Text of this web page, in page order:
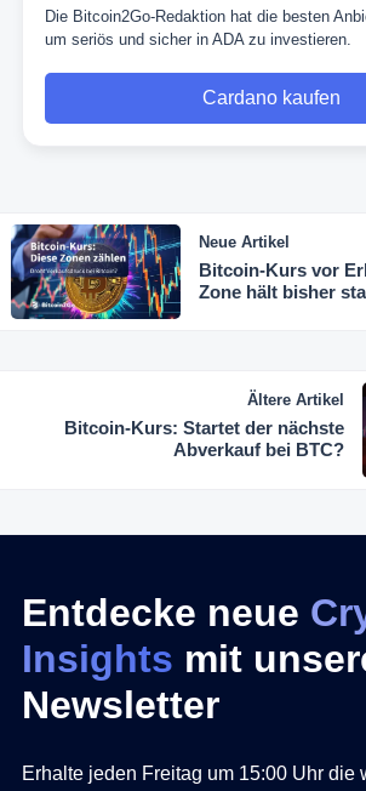
Die Bitcoin2Go-Redaktion hat die besten
um seriös und sicher in ADA zu investieren.
Cardano kaufen
Neue Artikel
Bitcoin-Kurs vor
Zone hält bisher
Ältere Artikel
Bitcoin-Kurs: Startet der nächste
Abverkauf bei BTC?
Entdecke neue
Insights mit
Newsletter
Erhalte jeden Freitag um 15:00 Uhr die